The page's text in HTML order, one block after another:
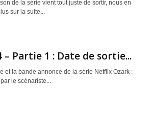
de la série vient tout juste de sortir, nous en
sur la suite...
– Partie 1 : Date de sortie...
et la bande annonce de la série Netflix Ozark :
le scénariste...